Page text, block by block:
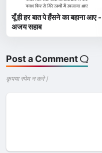
यूँ ही हर बात पे हँसने का बहाना आए -
अजय सहाब
Post a Comment
कृपया स्पेम न करे |